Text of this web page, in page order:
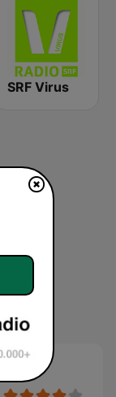
SRF Virus